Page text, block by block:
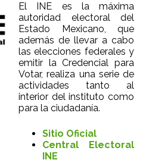
El INE es la máxima
autoridad electoral del
Estado Mexicano, que
además de llevar a cabo
las elecciones federales y
emitir la Credencial para
Votar, realiza una serie de
actividades tanto al
interior del instituto como
para la ciudadanía.
Sitio Oficial
Central Electoral
INE